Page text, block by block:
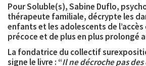
Pour Soluble(s), Sabine Duflo,
thérapeute familiale, décrypte les
enfants et les adolescents de l’accès
précoce et de plus en plus prolongé
La fondatrice du collectif
signe le livre : “Il ne décroche pas